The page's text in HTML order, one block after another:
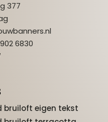
377
6830
bruiloft eigen tekst